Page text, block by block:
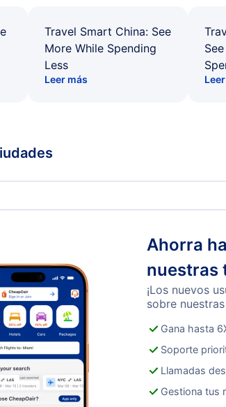
Travel Smart China: See
More While Spending
Less
Leer más
Ahorra
nuestras
¡Los nuevos
sobre
Gana hasta
Soporte
Llamadas
Gestiona tus